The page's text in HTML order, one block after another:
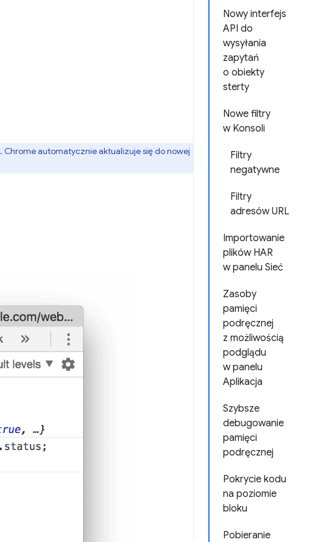
Nowy interfejs
API do
wysyłania
zapytań
o obiekty
sterty
Nowe filtry
w Konsoli
Filtry
negatywne
Filtry
adresów URL
Importowanie
plików HAR
w panelu Sieć
Zasoby
pamięci
podręcznej
z możliwością
podglądu
w panelu
Aplikacja
Szybsze
debugowanie
pamięci
podręcznej
Pokrycie kodu
na poziomie
bloku
Pobieranie
. Chrome automatycznie aktualizuje się do nowej